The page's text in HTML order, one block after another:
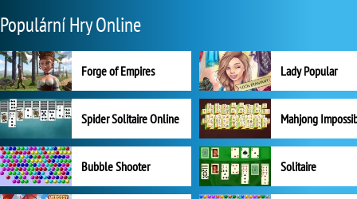
Populární Hry Online
Forge of Empires Lady Popular
Spider Solitaire Online Mahjong
Bubble Shooter Solitaire